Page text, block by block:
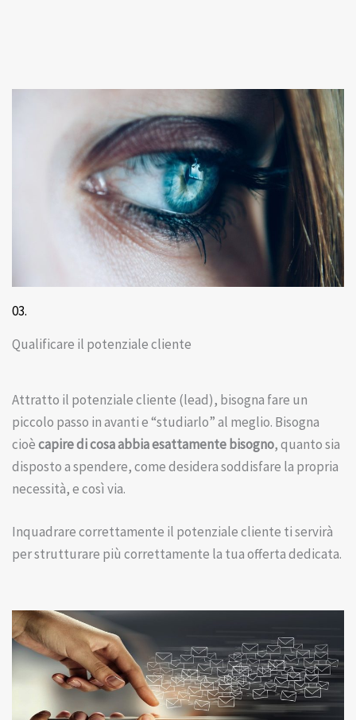
03.
Qualificare il potenziale cliente
Attratto il potenziale cliente (lead), bisogna fare un
piccolo passo in avanti e “studiarlo” al meglio. Bisogna
cioècapire di cosa abbia esattamente bisogno, quanto sia
disposto a spendere, come desidera soddisfare la propria
necessità, e così via.
Inquadrare correttamente il potenziale cliente ti servirà
per strutturare più correttamente la tua offerta dedicata.